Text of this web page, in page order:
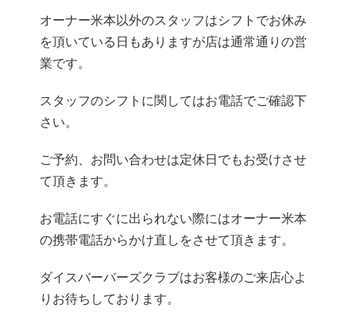
オーナー米本以外のスタッフはシフトでお休み
を頂いている日もありますが店は通常通りの営
業です。
スタッフのシフトに関してはお電話でご確認下
さい。
ご予約、お問い合わせは定休日でもお受けさせ
て頂きます。
お電話にすぐに出られない際にはオーナー米本
の携帯電話からかけ直しをさせて頂きます。
ダイスバーバーズクラブはお客様のご来店心よ
りお待ちしております。